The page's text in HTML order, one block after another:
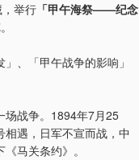
举行 「甲午海祭——纪念
、「甲午战争的影响」
场战争。1894年7月25
遇，日军不宣而战，中
马关条约》。